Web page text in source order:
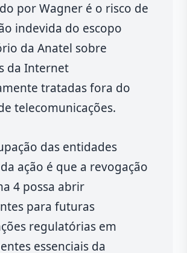
por Wagner é o risco de
indevida do escopo
da Anatel sobre
da Internet
tratadas fora do
telecomunicações.
das entidades
ação é que a revogação
4 possa abrir
para futuras
regulatórias em
essenciais da